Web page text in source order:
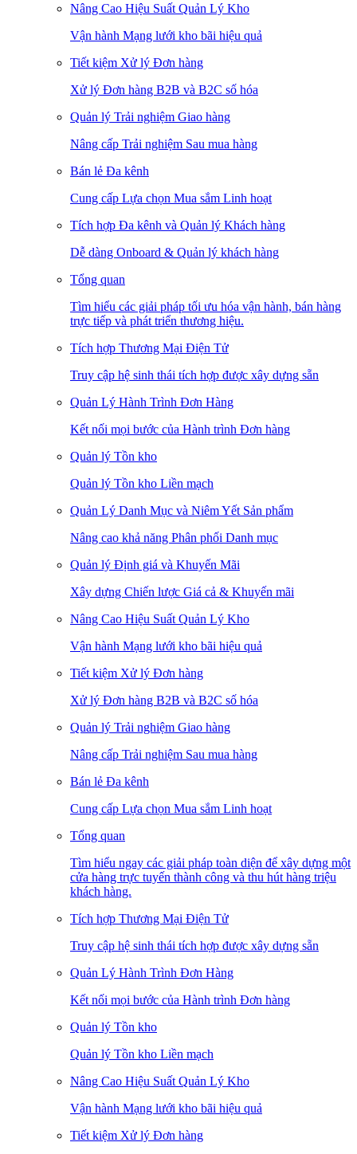
Nâng Cao Hiệu Suất Quản Lý Kho
Vận hành Mạng lưới kho bãi hiệu quả
Tiết kiệm Xử lý Đơn hàng
Xử lý Đơn hàng B2B và B2C số hóa
Quản lý Trải nghiệm Giao hàng
Nâng cấp Trải nghiệm Sau mua hàng
Bán lẻ Đa kênh
Cung cấp Lựa chọn Mua sắm Linh hoạt
Tích hợp Đa kênh và Quản lý Khách hàng
Dễ dàng Onboard & Quản lý khách hàng
Tổng quan
Tìm hiểu các giải pháp tối ưu hóa vận hành, bán hàng
trực tiếp và phát triển thương hiệu.
Tích hợp Thương Mại Điện Tử
Truy cập hệ sinh thái tích hợp được xây dựng sẵn
Quản Lý Hành Trình Đơn Hàng
Kết nối mọi bước của Hành trình Đơn hàng
Quản lý Tồn kho
Quản lý Tồn kho Liền mạch
Quản Lý Danh Mục và Niêm Yết Sản phẩm
Nâng cao khả năng Phân phối Danh mục
Quản lý Định giá và Khuyến Mãi
Xây dựng Chiến lược Giá cả & Khuyến mãi
Nâng Cao Hiệu Suất Quản Lý Kho
Vận hành Mạng lưới kho bãi hiệu quả
Tiết kiệm Xử lý Đơn hàng
Xử lý Đơn hàng B2B và B2C số hóa
Quản lý Trải nghiệm Giao hàng
Nâng cấp Trải nghiệm Sau mua hàng
Bán lẻ Đa kênh
Cung cấp Lựa chọn Mua sắm Linh hoạt
Tổng quan
Tìm hiểu ngay các giải pháp toàn diện để xây dựng một
cửa hàng trực tuyến thành công và thu hút hàng triệu
khách hàng.
Tích hợp Thương Mại Điện Tử
Truy cập hệ sinh thái tích hợp được xây dựng sẵn
Quản Lý Hành Trình Đơn Hàng
Kết nối mọi bước của Hành trình Đơn hàng
Quản lý Tồn kho
Quản lý Tồn kho Liền mạch
Nâng Cao Hiệu Suất Quản Lý Kho
Vận hành Mạng lưới kho bãi hiệu quả
Tiết kiệm Xử lý Đơn hàng